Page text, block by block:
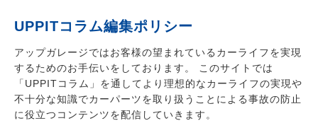
UPPITコラム編集ポリシー
アップガレージではお客様の望まれているカーライフを実現
するためのお手伝いをしております。 このサイトでは
「UPPITコラム」を通してより理想的なカーライフの実現や
不十分な知識でカーパーツを取り扱うことによる事故の防止
に役立つコンテンツを配信していきます。